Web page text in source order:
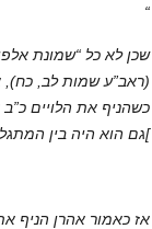
“
(ראב”ע שמות לב, כח),
כשהניף את הלויים
גם הוא היה בין[
אז כאמור אהרן הניף את כל 23 אלף הלויים ביום אחד.